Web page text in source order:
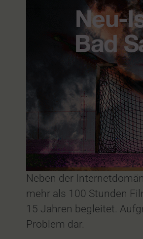
Neben der
mehr als 100 Stunden
15 Jahren begleitet.
Problem dar.